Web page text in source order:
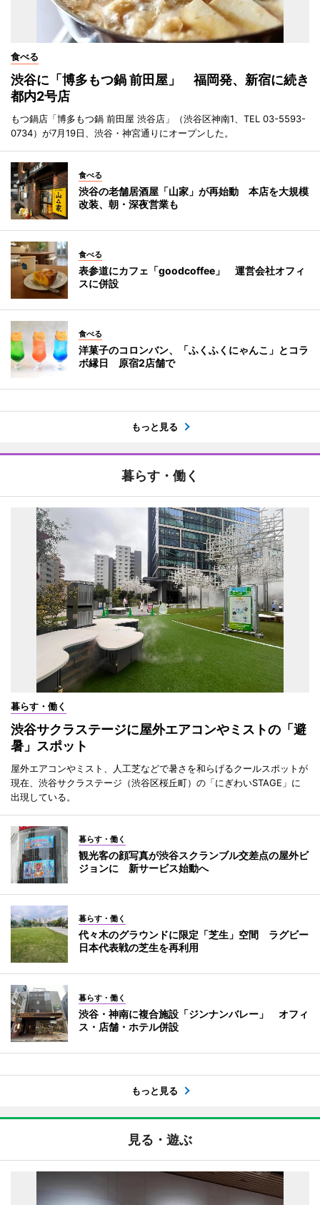
食べる
渋谷に「博多もつ鍋 前田屋」 福岡発、新宿に続き
都内2号店
もつ鍋店「博多もつ鍋 前田屋 渋谷店」（渋谷区神南1、TEL 03-5593-
0734）が7月19日、渋谷・神宮通りにオープンした。
食べる
渋谷の老舗居酒屋「山家」が再始動 本店を大規模
改装、朝・深夜営業も
食べる
表参道にカフェ「goodcoffee」 運営会社オフィ
スに併設
食べる
洋菓子のコロンバン、「ふくふくにゃんこ」とコラ
ボ縁日 原宿2店舗で
もっと見る
暮らす・働く
暮らす・働く
渋谷サクラステージに屋外エアコンやミストの「避
暑」スポット
屋外エアコンやミスト、人工芝などで暑さを和らげるクールスポットが
現在、渋谷サクラステージ（渋谷区桜丘町）の「にぎわいSTAGE」に
出現している。
暮らす・働く
観光客の顔写真が渋谷スクランブル交差点の屋外ビ
ジョンに 新サービス始動へ
暮らす・働く
代々木のグラウンドに限定「芝生」空間 ラグビー
日本代表戦の芝生を再利用
暮らす・働く
渋谷・神南に複合施設「ジンナンバレー」 オフィ
ス・店舗・ホテル併設
もっと見る
見る・遊ぶ